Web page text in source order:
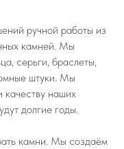
ручной работы из
камней. Мы
серьги, браслеты,
штуки. Мы
качеству наших
долгие годы.
камни. Мы создаём